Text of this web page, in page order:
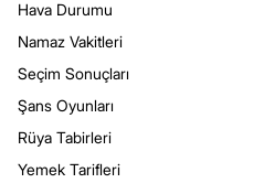
Hava Durumu
Namaz Vakitleri
Seçim Sonuçları
Şans Oyunları
Rüya Tabirleri
Yemek Tarifleri